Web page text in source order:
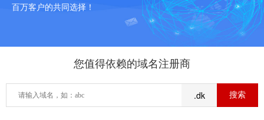
百万客户的共同选择！
您值得依赖的域名注册商
.dk